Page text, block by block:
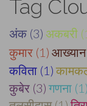
Tag
अंक (3) अकबरी
कुमार (1)
कविता (1)
कुबेर (3) गणना (1)